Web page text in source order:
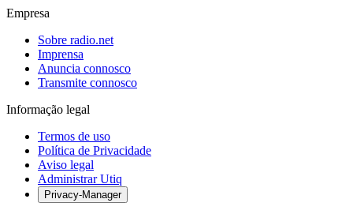
Empresa
Sobre radio.net
Imprensa
Anuncia connosco
Transmite connosco
Informação legal
Termos de uso
Política de Privacidade
Aviso legal
Administrar Utiq
Privacy-Manager